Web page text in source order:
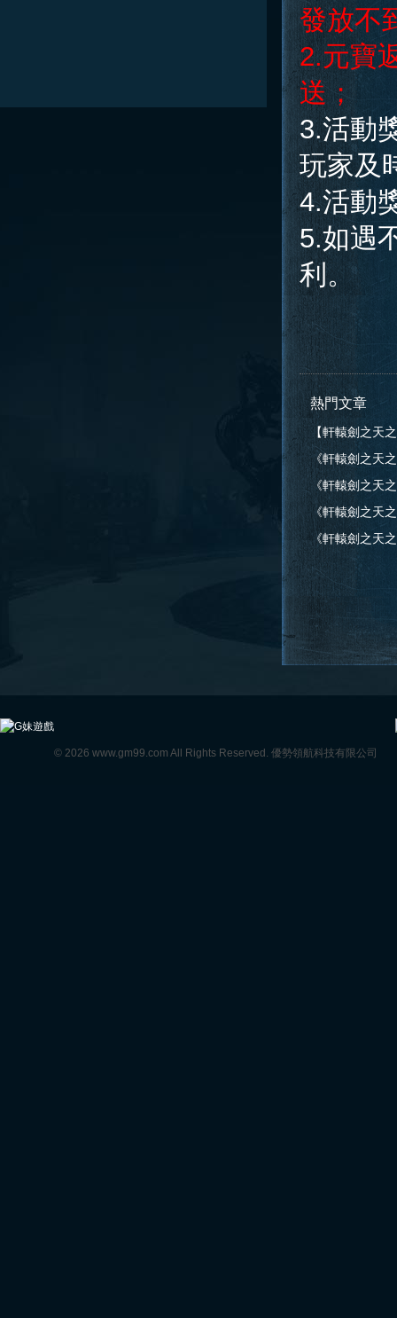
發放不
2.元寶
送；
3.活動
玩家及
4.活動
5.如遇
利。
熱門文章
【軒轅劍之天
《軒轅劍之天
告
《軒轅劍之天
告
《軒轅劍之天
告
《軒轅劍之天
公告
© 2026 www.gm99.com All Rights Reserved. 優勢領航科技有限公司